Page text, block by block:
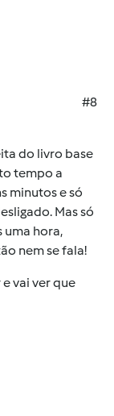
#8
do livro base
tempo a
minutos e só
Mas só
uma hora,
nem se fala!
vai ver que